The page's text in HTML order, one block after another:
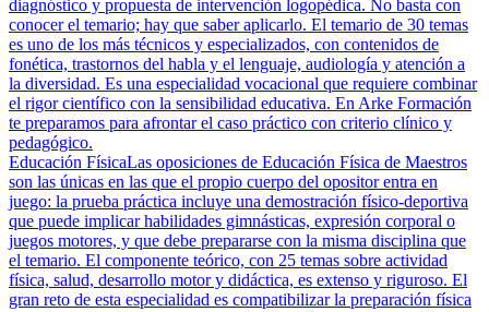
diagnóstico y propuesta de intervención logopédica. No basta con
conocer el temario; hay que saber aplicarlo. El temario de 30 temas
es uno de los más técnicos y especializados, con contenidos de
fonética, trastornos del habla y el lenguaje, audiología y atención a
la diversidad. Es una especialidad vocacional que requiere combinar
el rigor científico con la sensibilidad educativa. En Arke Formación
te preparamos para afrontar el caso práctico con criterio clínico y
pedagógico.
Educación FísicaLas oposiciones de Educación Física de Maestros
son las únicas en las que el propio cuerpo del opositor entra en
juego: la prueba práctica incluye una demostración físico-deportiva
que puede implicar habilidades gimnásticas, expresión corporal o
juegos motores, y que debe prepararse con la misma disciplina que
el temario. El componente teórico, con 25 temas sobre actividad
física, salud, desarrollo motor y didáctica, es extenso y riguroso. El
gran reto de esta especialidad es compatibilizar la preparación física